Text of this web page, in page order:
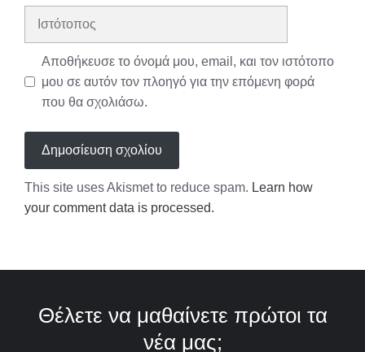
Ιστότοπος
Αποθήκευσε το όνομά μου, email, και τον ιστότοπο
μου σε αυτόν τον πλοηγό για την επόμενη φορά
που θα σχολιάσω.
This site uses Akismet to reduce spam. Learn how
your comment data is processed.
Θέλετε να μαθαίνετε πρώτοι τα
νέα μας;